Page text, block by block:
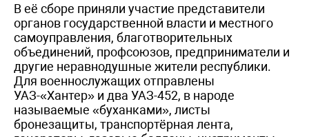
В её сборе приняли участие представители
органов государственной власти и местного
самоуправления, благотворительных
объединений, профсоюзов, предприниматели и
другие неравнодушные жители республики.
Для военнослужащих отправлены
УАЗ-«Хантер» и два УАЗ-452, в народе
называемые «буханками», листы
бронезащиты, транспортёрная лента,